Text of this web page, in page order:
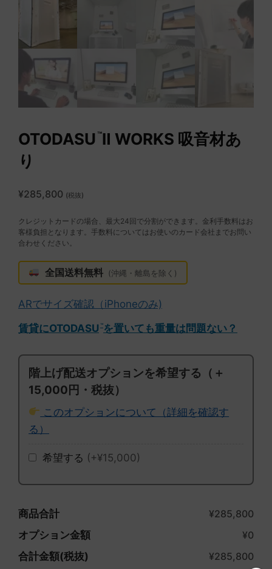
OTODASU ™Ⅱ WORKS 吸音材あ
り
¥285,800 (税抜)
クレジットカードの場合、最大24回で分割ができます。金利手数料はお
客様負担となります。手数料についてはお使いのカード会社までお問い
合わせください。
全国送料無料 (沖縄・離島を除く)
ARでサイズ確認（iPhoneのみ)
賃貸にOTODASU ™ を置いても重量は問題ない？
階上げ配送オプションを希望する（＋
15,000円・税抜）
このオプションについて（詳細を確認す
る）
希望する (+¥15,000)
商品合計
¥285,800
オプション金額
¥0
合計金額(税抜)
¥285,800